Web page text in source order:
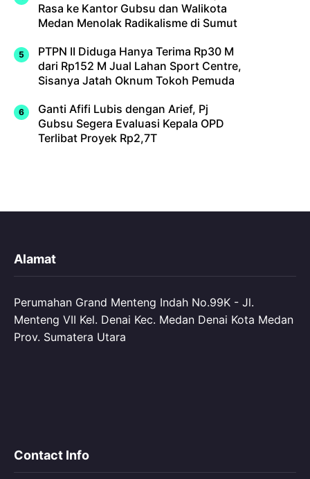
Rasa ke Kantor Gubsu dan Walikota
Medan Menolak Radikalisme di Sumut
PTPN II Diduga Hanya Terima Rp30 M
dari Rp152 M Jual Lahan Sport Centre,
Sisanya Jatah Oknum Tokoh Pemuda
Ganti Afifi Lubis dengan Arief, Pj
Gubsu Segera Evaluasi Kepala OPD
Terlibat Proyek Rp2,7T
Alamat
Perumahan Grand Menteng Indah No.99K - Jl.
Menteng VII Kel. Denai Kec. Medan Denai Kota Medan
Prov. Sumatera Utara
Contact Info